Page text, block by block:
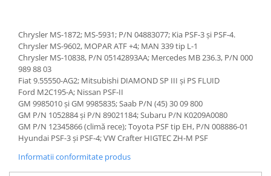
Chrysler MS-1872; MS-5931; P/N 04883077; Kia PSF-3 și PSF-4.
Chrysler MS-9602, MOPAR ATF +4; MAN 339 tip L-1
Chrysler MS-10838, P/N 05142893AA; Mercedes MB 236.3, P/N 000
989 88 03
Fiat 9.55550-AG2; Mitsubishi DIAMOND SP III și PS FLUID
Ford M2C195-A; Nissan PSF-II
GM 9985010 și GM 9985835; Saab P/N (45) 30 09 800
GM P/N 1052884 și P/N 89021184; Subaru P/N K0209A0080
GM P/N 12345866 (climă rece); Toyota PSF tip EH, P/N 008886-01
Hyundai PSF-3 și PSF-4; VW Crafter HIGTEC ZH-M PSF
Informatii conformitate produs